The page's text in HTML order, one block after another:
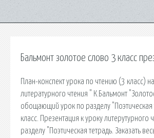
Бальмонт золотое слово 3 класс
План-конспект урока по чтению (3 класс)
литературного чтения " К.Бальмонт
обощающий урок по разделу "Поэтическая
класс. Презентация к уроку литерутурного
разделу "Поэтическая тетрадь. Заказать